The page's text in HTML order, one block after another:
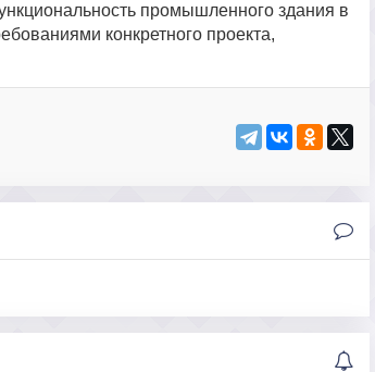
промышленного здания в
конкретного проекта,